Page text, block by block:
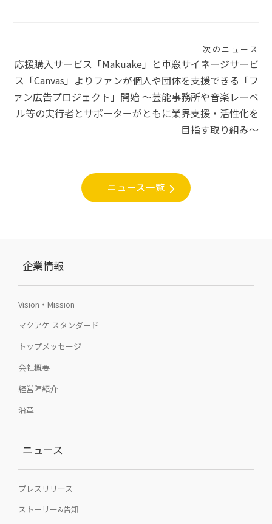
ー
シ
ョ
ン
次のニュース
応援購入サービス「Makuake」と車窓サイネージサービ
ス「Canvas」よりファンが個人や団体を支援できる「フ
ァン広告プロジェクト」開始 〜芸能事務所や音楽レーベ
ル等の実行者とサポーターがともに業界支援・活性化を
目指す取り組み〜
ニュース一覧
企業情報
Vision・Mission
マクアケ スタンダード
トップメッセージ
会社概要
経営陣紹介
沿革
ニュース
プレスリリース
ストーリー&告知